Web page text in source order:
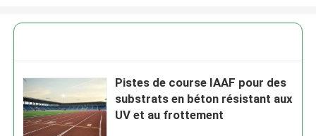
Pistes de course IAAF pour des
substrats en béton résistant aux
UV et au frottement